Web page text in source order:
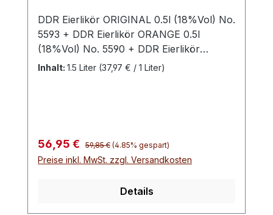
DDR Eierlikör ORIGINAL 0.5l (18%Vol) No.
5593 + DDR Eierlikör ORANGE 0.5l
(18%Vol) No. 5590 + DDR Eierlikör
KOKOS 0.5l (20%Vol) No. 5591
Inhalt: 1.5 Liter (37,97 € / 1 Liter)
Verkaufspreis:
56,95 € Regulärer Preis:
59,85 € (4.85% gespart)
Preise inkl. MwSt. zzgl. Versandkosten
Details